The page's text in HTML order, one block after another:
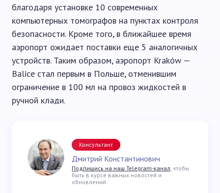
благодаря установке 10 современных
компьютерных томографов на пунктах контроля
безопасности. Кроме того, в ближайшее время
аэропорт ожидает поставки еще 5 аналогичных
устройств. Таким образом, аэропорт Kraków —
Balice стал первым в Польше, отменившим
ограничение в 100 мл на провоз жидкостей в
ручной клади.
Консультант
Дмитрий Константинович
Подпишись на наш Telegram-канал, чтобы
быть в курсе важных новостей и
обновлений.